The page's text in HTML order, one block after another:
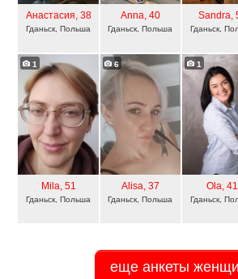
Анастасия, 38
Гданьск, Польша
Anna, 40
Гданьск, Польша
Sandra,
Гданьск,
1
Mila, 51
Гданьск, Польша
6
Alisa, 37
Гданьск, Польша
1
Ola, 41
Гданьск,
еще анкеты